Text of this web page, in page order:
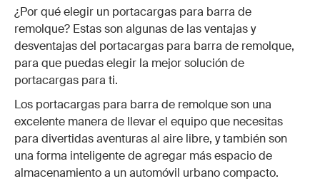
¿Por qué elegir un portacargas para barra de
remolque? Estas son algunas de las ventajas y
desventajas del portacargas para barra de remolque,
para que puedas elegir la mejor solución de
portacargas para ti.
Los portacargas para barra de remolque son una
excelente manera de llevar el equipo que necesitas
para divertidas aventuras al aire libre, y también son
una forma inteligente de agregar más espacio de
almacenamiento a un automóvil urbano compacto.